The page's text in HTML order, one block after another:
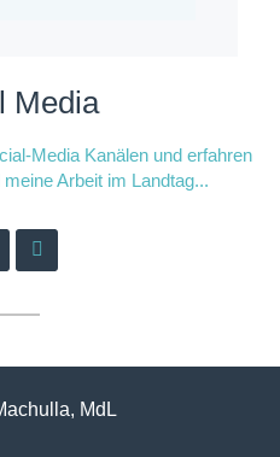
Media
Media Kanälen und erfahren
Arbeit im Landtag...
MdL